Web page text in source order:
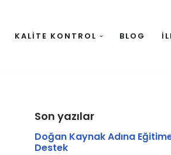
KALITE KONTROL BLOG
Son yazılar
Doğan Kaynak Adına
Destek